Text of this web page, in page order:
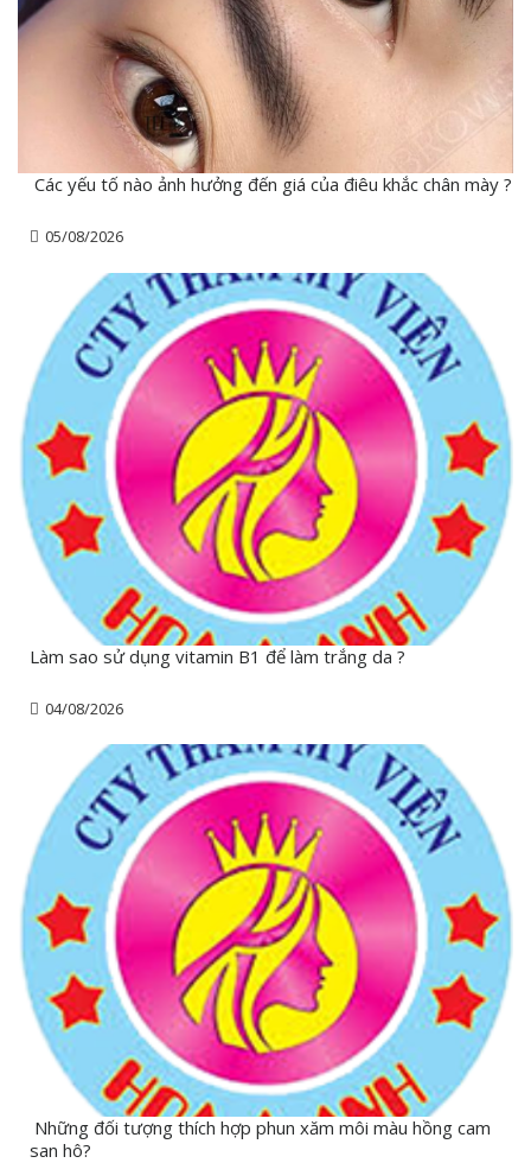
Các yếu tố nào ảnh hưởng đến giá của điêu khắc chân mày ?
05/08/2026
Làm sao sử dụng vitamin B1 để làm trắng da ?
04/08/2026
Những đối tượng thích hợp phun xăm môi màu hồng cam
san hô?